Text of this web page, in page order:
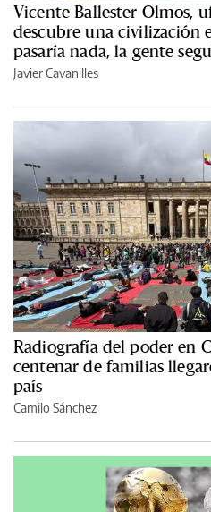
Vicente Ballester Olmos,
descubre una civilización
pasaría nada, la gente
Javier Cavanilles
Radiografía del poder en
centenar de familias
país
Camilo Sánchez